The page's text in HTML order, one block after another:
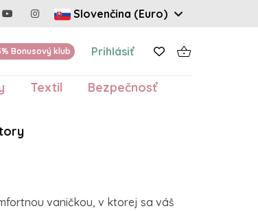
Slovenčina (Euro)
Bonusový klub Prihlásiť
Textil
Bezpečnosť
vaničkou, v ktorej sa váš